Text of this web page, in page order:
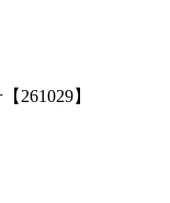
261029】